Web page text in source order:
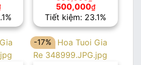
Giá
hiện
tại
là:
500,000₫.
Giá
gốc
là:
650,000₫.
500,000₫Giá
hiện
tại
là:
500,000₫.
Tiết kiệm: 23.1%
-17%